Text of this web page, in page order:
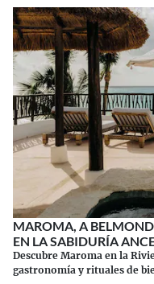
MAROMA, A
EN LA SABIDURÍA
Descubre Maroma en la
gastronomía y rituales de